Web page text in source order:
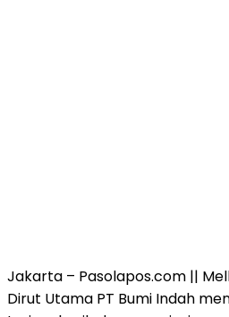
Jakarta – Pasolapos.com ||
Dirut Utama PT Bumi Indah